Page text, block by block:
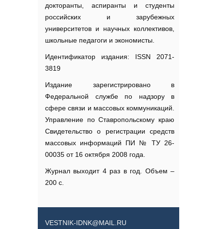
докторанты, аспиранты и студенты
российских и зарубежных
университетов и научных коллективов,
школьные педагоги и экономисты.
Идентификатор издания: ISSN 2071-
3819
Издание зарегистрировано в
Федеральной службе по надзору в
сфере связи и массовых коммуникаций.
Управление по Ставропольскому краю
Свидетельство о регистрации средств
массовых информаций ПИ № ТУ 26-
00035 от 16 октября 2008 года.
Журнал выходит 4 раз в год. Объем –
200 с.
VESTNIK-IDNK@MAIL.RU